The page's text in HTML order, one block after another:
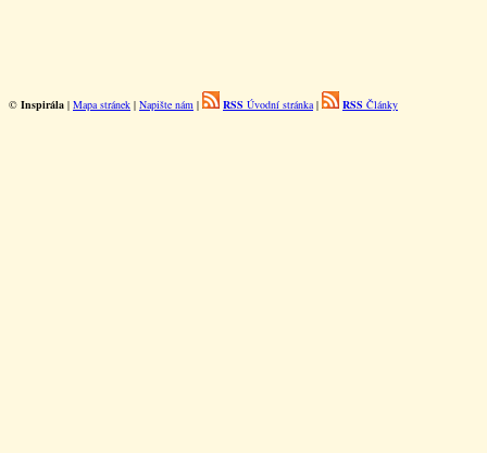
© Inspirála | Mapa stránek | Napište nám | RSS Úvodní stránka| RSS Články